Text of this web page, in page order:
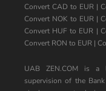
Convert CAD to EUR |
Convert NOK to EUR|
Convert HUF to EUR |
Convert RON to EUR |
UAB ZEN.COM is a
supervision of the